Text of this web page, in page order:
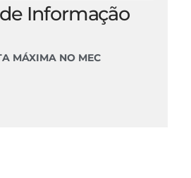
Informação
MÁXIMA NO MEC